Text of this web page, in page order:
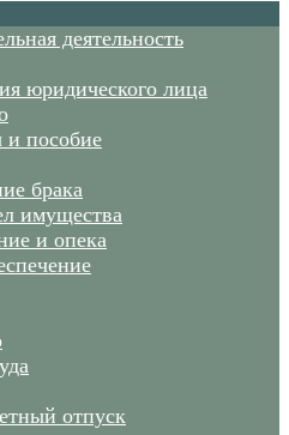
деятельность
юридического лица
пособие
брака
имущества
и опека
отпуск